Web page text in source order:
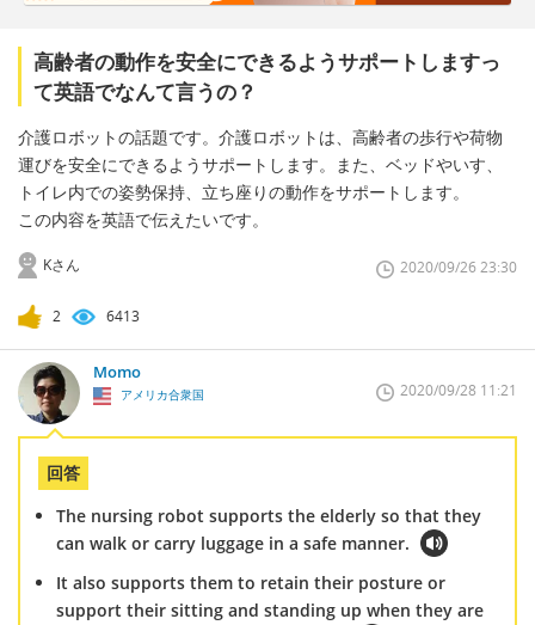
高齢者の動作を安全にできるようサポートしますっ
て英語でなんて言うの？
介護ロボットの話題です。介護ロボットは、高齢者の歩行や荷物
運びを安全にできるようサポートします。また、ベッドやいす、
トイレ内での姿勢保持、立ち座りの動作をサポートします。
この内容を英語で伝えたいです。
Kさん 2020/09/26 23:30
2 6413
Momo
アメリカ合衆国 2020/09/28 11:21
回答
The nursing robot supports the elderly so that they
can walk or carry luggage in a safe manner.
It also supports them to retain their posture or
support their sitting and standing up when they are